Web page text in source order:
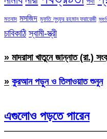
মতবাদ মসজিদ মুফতি লুৎফুর রহমান ফরায়েজী
চাবিকাঠি স্বামী-স্ত্রী
» মাদরাসা খাতুনে জান্নাত (রা.)
» কুরআন পড়ুন ও তিলাওয়াত শুনুন
এগুলোও পড়তে পারেন